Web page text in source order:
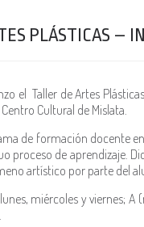
PLÁSTICAS –
el Taller de Artes
Cultural de Mislata.
de formación docente
proceso de aprendizaje.
artístico por parte del
miércoles y viernes;